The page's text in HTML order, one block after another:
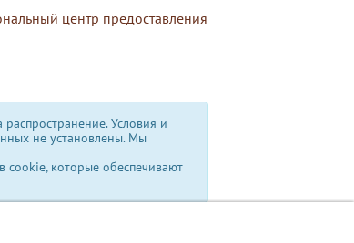
центр предоставления
Условия и
не установлены. Мы
cookie, которые обеспечивают